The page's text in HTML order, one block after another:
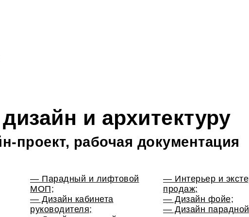
и архитектуру
— Парадный и лифтовой
МОП;
— Дизайн кабинета
руководителя;
— Интерьер и
продаж;
— Дизайн фойе;
— Дизайн
проект, рабочая документация